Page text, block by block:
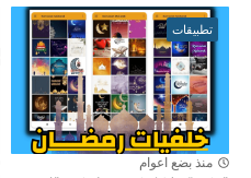
تطبيقات
منذ بضع اعوام